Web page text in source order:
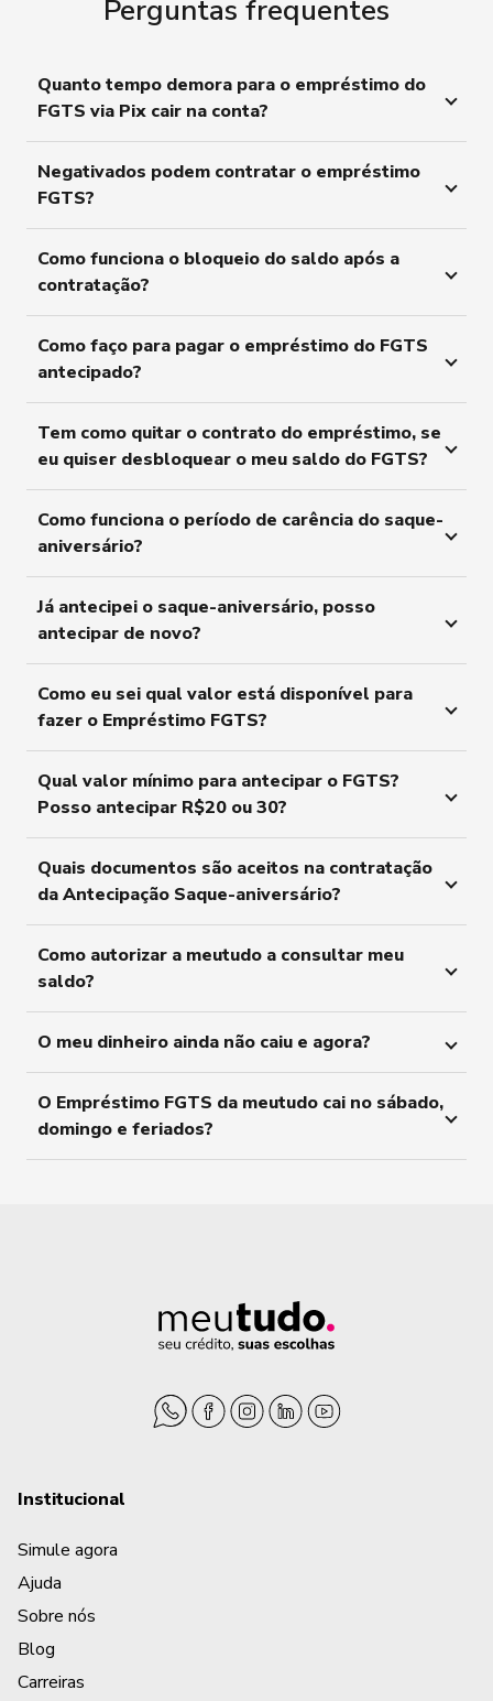
Perguntas frequentes
Quanto tempo demora para o empréstimo do
FGTS via Pix cair na conta?
Negativados podem contratar o empréstimo
FGTS?
Como funciona o bloqueio do saldo após a
contratação?
Como faço para pagar o empréstimo do FGTS
antecipado?
Tem como quitar o contrato do empréstimo, se
eu quiser desbloquear o meu saldo do FGTS?
Como funciona o período de carência do saque-
aniversário?
Já antecipei o saque-aniversário, posso
antecipar de novo?
Como eu sei qual valor está disponível para
fazer o Empréstimo FGTS?
Qual valor mínimo para antecipar o FGTS?
Posso antecipar R$20 ou 30?
Quais documentos são aceitos na contratação
da Antecipação Saque-aniversário?
Como autorizar a meutudo a consultar meu
saldo?
O meu dinheiro ainda não caiu e agora?
O Empréstimo FGTS da meutudo cai no sábado,
domingo e feriados?
Institucional
Simule agora
Ajuda
Sobre nós
Blog
Carreiras